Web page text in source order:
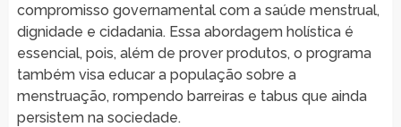
compromisso governamental com a saúde menstrual,
dignidade e cidadania. Essa abordagem holística é
essencial, pois, além de prover produtos, o programa
também visa educar a população sobre a
menstruação, rompendo barreiras e tabus que ainda
persistem na sociedade.